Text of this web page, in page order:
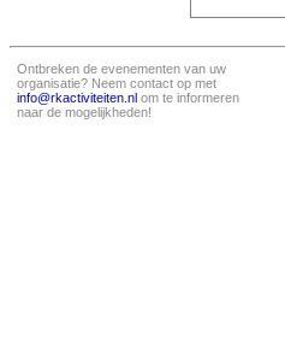
Ontbreken de evenementen van uw
organisatie? Neem contact op met
info@rkactiviteiten.nl om te informeren
naar de mogelijkheden!